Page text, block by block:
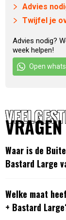
verplaatsen
voorzien zijn
tuin of op je
bestand tegen
maken met een
Memphis
Advies
Twijfel je
Advies nodig?
week helpen!
Open
VRAGEN
Waar is de
Bastard Large
Welke maat
+ Bastard